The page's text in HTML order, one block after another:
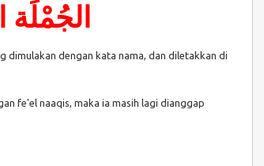
الجُمْلَة
dimulakan dengan kata nama, dan diletakkan di
fe'el naaqis, maka ia masih lagi dianggap